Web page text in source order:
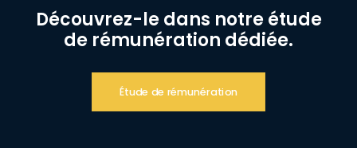
Découvrez-le dans notre étude
de rémunération dédiée.
Étude de rémunération